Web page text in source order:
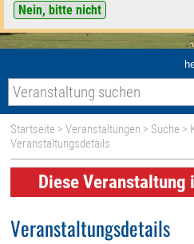
Nein, bitte nicht
Startseite >Veranstaltungen > Suche >
Veranstaltungsdetails
Diese
Veranstaltungsdetails